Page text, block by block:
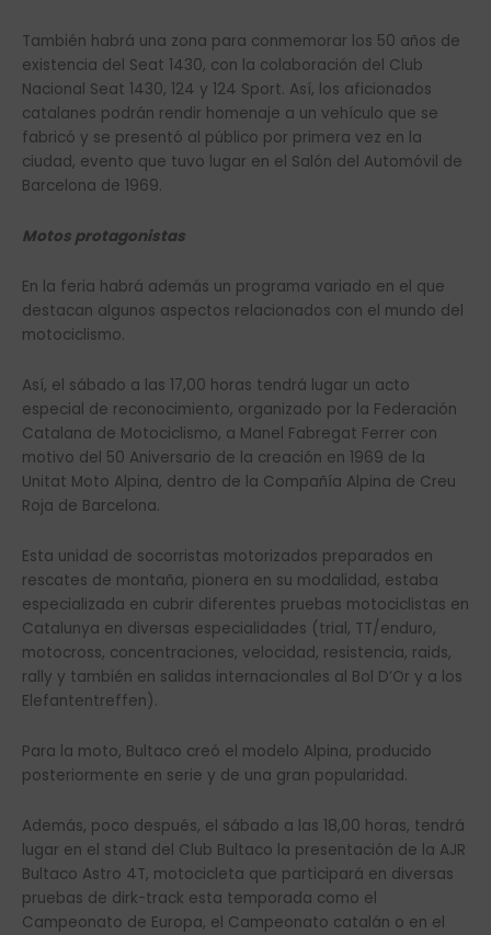
También habrá una zona para conmemorar los 50 años de
existencia del Seat 1430, con la colaboración del Club
Nacional Seat 1430, 124 y 124 Sport. Así, los aficionados
catalanes podrán rendir homenaje a un vehículo que se
fabricó y se presentó al público por primera vez en la
ciudad, evento que tuvo lugar en el Salón del Automóvil de
Barcelona de 1969.
Motos protagonistas
En la feria habrá además un programa variado en el que
destacan algunos aspectos relacionados con el mundo del
motociclismo.
Así, el sábado a las 17,00 horas tendrá lugar un acto
especial de reconocimiento, organizado por la Federación
Catalana de Motociclismo, a Manel Fabregat Ferrer con
motivo del 50 Aniversario de la creación en 1969 de la
Unitat Moto Alpina, dentro de la Compañía Alpina de Creu
Roja de Barcelona.
Esta unidad de socorristas motorizados preparados en
rescates de montaña, pionera en su modalidad, estaba
especializada en cubrir diferentes pruebas motociclistas en
Catalunya en diversas especialidades (trial, TT/enduro,
motocross, concentraciones, velocidad, resistencia, raids,
rally y también en salidas internacionales al Bol D’Or y a los
Elefantentreffen).
Para la moto, Bultaco creó el modelo Alpina, producido
posteriormente en serie y de una gran popularidad.
Además, poco después, el sábado a las 18,00 horas, tendrá
lugar en el stand del Club Bultaco la presentación de la AJR
Bultaco Astro 4T, motocicleta que participará en diversas
pruebas de dirk-track esta temporada como el
Campeonato de Europa, el Campeonato catalán o en el